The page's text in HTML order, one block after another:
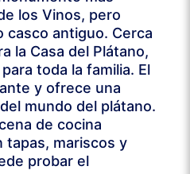
los Vinos, pero
antiguo. Cerca
la Casa del Plátano,
toda la familia. El
y ofrece una
mundo del plátano.
de cocina
tapas, mariscos y
probar el